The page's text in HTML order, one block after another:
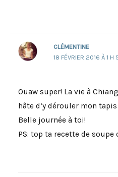
CLÉMENTINE
18 FÉVRIER 2016 À 1 H
Ouaw super! La vie à
hâte d’y dérouler mon
Belle journée à toi!
PS: top ta recette de